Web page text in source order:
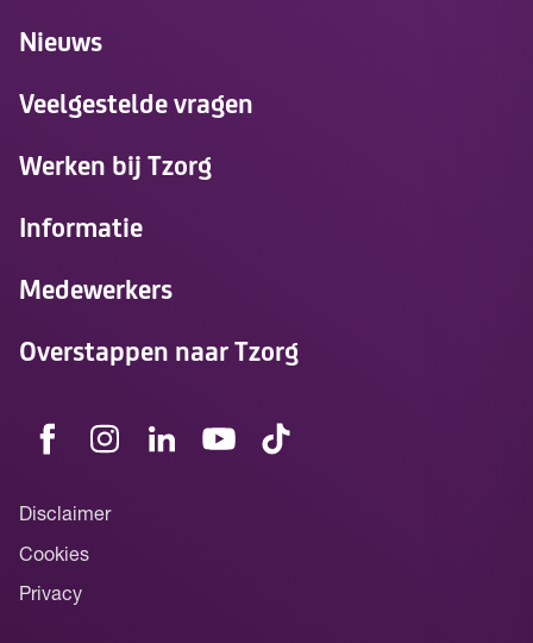
Nieuws
Veelgestelde vragen
Werken bij Tzorg
Informatie
Medewerkers
Overstappen naar Tzorg
Disclaimer
Cookies
Privacy